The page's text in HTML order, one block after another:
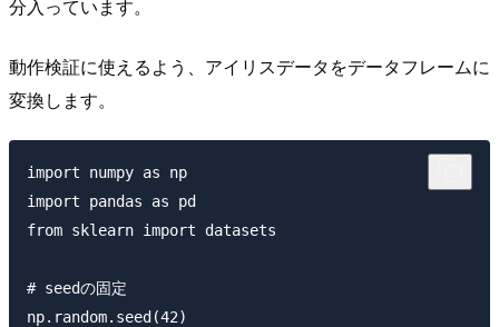
分入っています。
動作検証に使えるよう、アイリスデータをデータフレームに
変換します。
import numpy as np
import pandas as pd
from sklearn import datasets
# seedの固定
np.random.seed(42)